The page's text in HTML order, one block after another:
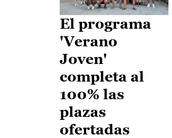
El programa
'Verano
Joven'
completa al
100% las
plazas
ofertadas